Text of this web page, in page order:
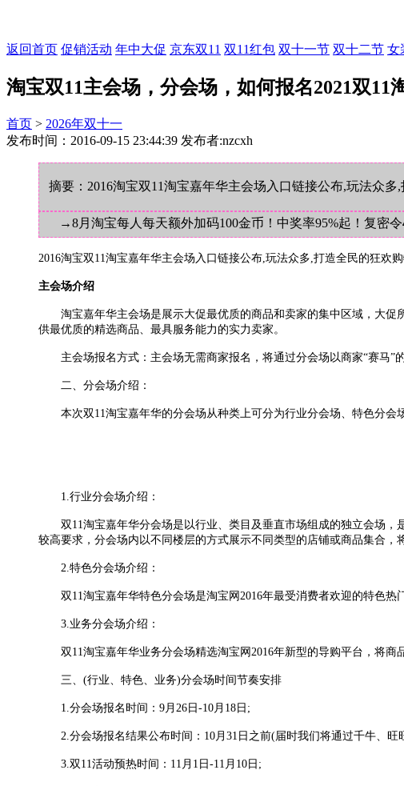
返回首页 促销活动 年中大促 京东双11 双11红包 双十一节 双十二节 女
淘宝双11主会场，分会场，如何报名2021双11
首页 > 2026年双十一
发布时间：2016-09-15 23:44:39 发布者:nzcxh
摘要：2016淘宝双11淘宝嘉年华主会场入口链接公布,玩法众多
→8月淘宝每人每天额外加码100金币！中奖率95%起！复密令
2016淘宝双11淘宝嘉年华主会场入口链接公布,玩法众多,打造全民的狂欢
主会场介绍
淘宝嘉年华主会场是展示大促最优质的商品和卖家的集中区域，大促
供最优质的精选商品、最具服务能力的实力卖家。
主会场报名方式：主会场无需商家报名，将通过分会场以商家“赛马”的
二、分会场介绍：
本次双11淘宝嘉年华的分会场从种类上可分为行业分会场、特色分会
1.行业分会场介绍：
双11淘宝嘉年华分会场是以行业、类目及垂直市场组成的独立会场，
较高要求，分会场内以不同楼层的方式展示不同类型的店铺或商品集合，
2.特色分会场介绍：
双11淘宝嘉年华特色分会场是淘宝网2016年最受消费者欢迎的特色热
3.业务分会场介绍：
双11淘宝嘉年华业务分会场精选淘宝网2016年新型的导购平台，将商
三、(行业、特色、业务)分会场时间节奏安排
1.分会场报名时间：9月26日-10月18日;
2.分会场报名结果公布时间：10月31日之前(届时我们将通过千牛、旺
3.双11活动预热时间：11月1日-11月10日;